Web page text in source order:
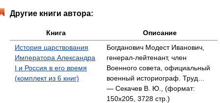
Другие книги автора:
Книга
Описание
История царствования
Императора Александра
I и Россия в его время
(комплект из 6 книг)
Богданович Модест Иванович,
генерал-лейтенант, член
Военного совета, официальный
военный историограф. Труд…
— Секачев В. Ю., (формат:
150x205, 3728 стр.)